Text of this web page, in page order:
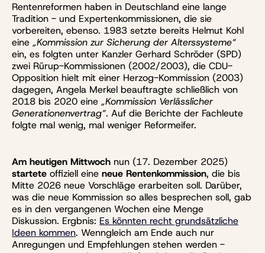
Rentenreformen haben in Deutschland eine lange
Tradition - und Expertenkommissionen, die sie
vorbereiten, ebenso. 1983 setzte bereits Helmut Kohl
eine „Kommission zur Sicherung der Alterssysteme“
ein, es folgten unter Kanzler Gerhard Schröder (SPD)
zwei Rürup-Kommissionen (2002/2003), die CDU-
Opposition hielt mit einer Herzog-Kommission (2003)
dagegen, Angela Merkel beauftragte schließlich von
2018 bis 2020 eine „Kommission Verlässlicher
Generationenvertrag“. Auf die Berichte der Fachleute
folgte mal wenig, mal weniger Reformeifer.
Am heutigen Mittwoch nun (17. Dezember 2025)
startete offiziell eine neue Rentenkommission, die bis
Mitte 2026 neue Vorschläge erarbeiten soll. Darüber,
was die neue Kommission so alles besprechen soll, gab
es in den vergangenen Wochen eine Menge
Diskussion. Ergbnis: Es könnten recht grundsätzliche
Ideen kommen. Wenngleich am Ende auch nur
Anregungen und Empfehlungen stehen werden -